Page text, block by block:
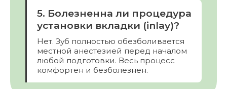
5. Болезненна ли процедура
установки вкладки (inlay)?
Нет. Зуб полностью обезболивается
местной анестезией перед началом
любой подготовки. Весь процесс
комфортен и безболезнен.